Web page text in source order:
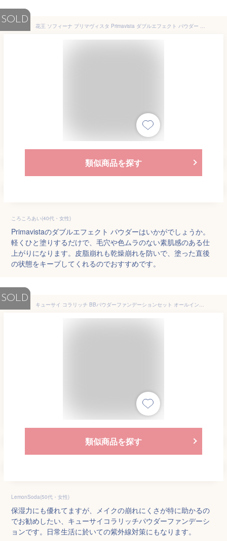
SOLD
花王 ソフィーナ プリマヴィスタ Primavista ダブルエフェクト パウダー ベージュオークル01 SPF25/PA++ レフィル 9g
類似商品を探す
ころころあい(40代・女性)
Primavistaのダブルエフェクト パウダーはいかがでしょうか。
軽くひと塗りするだけで、毛穴や色ムラのない素肌感のある仕
上がりになります。皮脂崩れも乾燥崩れを防いで、塗った直後
の状態をキープしてくれるのでおすすめです。
SOLD
キューサイ コラリッチ BBパウダーファンデーションセット オールインワン 化粧品 こらりっち 普通肌色用のみ オールインワンファンデーション カバー力 フェイス パウダー シミ隠し 50代 日焼け止め 化粧持ち シワ くすみ 化粧下地 保湿 美肌成分 UVカット
類似商品を探す
LemonSoda(50代・女性)
保湿力にも優れてますが、メイクの崩れにくさが特に助かるの
でお勧めしたい、キューサイコラリッチパウダーファンデーシ
ョンです。日常生活に於いての紫外線対策にもなります。